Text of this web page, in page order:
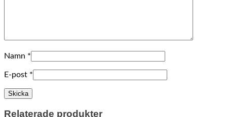
Namn *
E-post *
Relaterade produkter